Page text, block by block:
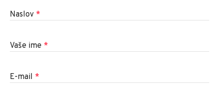
Naslov *
Vaše ime *
E-mail *